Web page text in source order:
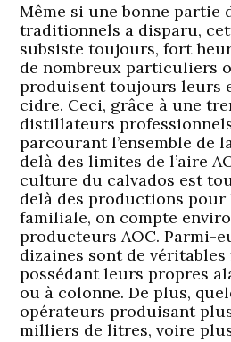
Même si une bonne partie
traditionnels a disparu,
subsiste toujours, fort
de nombreux particuliers
produisent toujours leurs
cidre. Ceci, grâce à une
distillateurs
parcourant l’ensemble de
delà des limites de l’aire
culture du calvados est
delà des productions
familiale, on compte
producteurs AOC. Parmi-
dizaines sont de
possédant leurs propres
ou à colonne. De plus,
opérateurs produisant
milliers de litres, voire